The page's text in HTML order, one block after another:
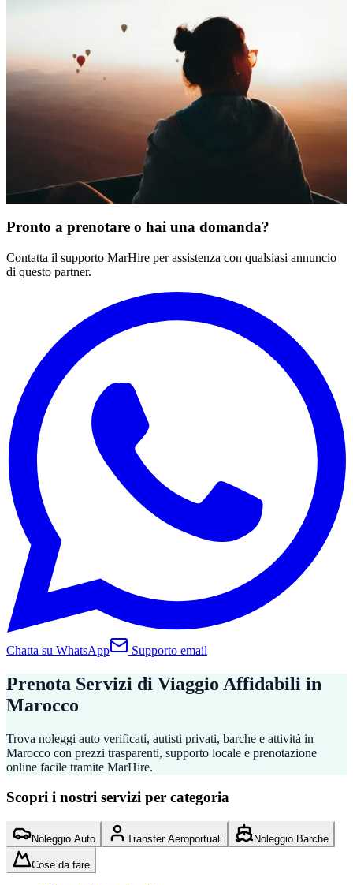
Marrakech, Marocco
Privato
Media
Cancellazione gratuita
Annuncio verificato
Pronto a prenotare o hai una domanda?
Contatta il supporto MarHire per assistenza con qualsiasi annuncio
di questo partner.
Chatta su WhatsApp Supporto email
Prenota Servizi di Viaggio Affidabili in
Marocco
Trova noleggi auto verificati, autisti privati, barche e attività in
Marocco con prezzi trasparenti, supporto locale e prenotazione
online facile tramite MarHire.
Scopri i nostri servizi per categoria
Noleggio Auto Transfer Aeroportuali Noleggio Barche
Cose da fare